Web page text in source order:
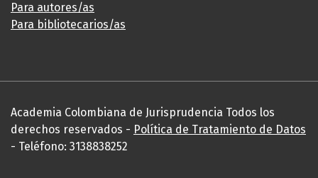
Para autores/as
Para bibliotecarios/as
Academia Colombiana de Jurisprudencia Todos los
derechos reservados - Política de Tratamiento de Datos
- Teléfono: 3138838252